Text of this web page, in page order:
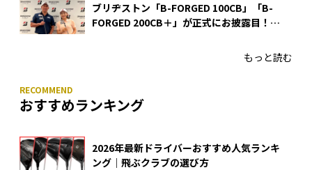
ブリヂストン「B-FORGED 100CB」「B-
FORGED 200CB＋」が正式にお披露目！
もっと読む
おすすめランキング
2026年最新ドライバーおすすめ人気ランキ
ング｜飛ぶクラブの選び方